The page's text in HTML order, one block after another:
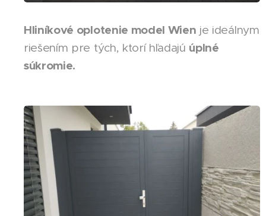
Hliníkové oplotenie model Wien je ideálnym
riešením pre tých, ktorí hľadajú úplné
súkromie.